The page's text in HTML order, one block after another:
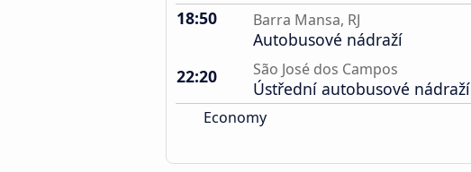
18:50 Barra Mansa, RJ
Autobusové nádraží
22:20
São José dos Campos
Ústřední autobusové nádraží
Economy